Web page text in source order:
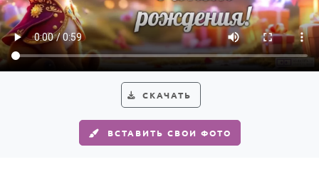
По годам
СКАЧАТЬ
ВСТАВИТЬ СВОИ ФОТО